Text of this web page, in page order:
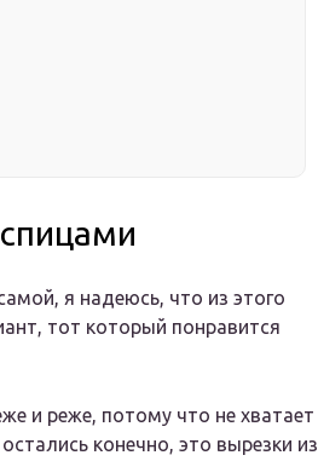
я надеюсь, что из этого
тот который понравится
и реже, потому что не хватает
конечно, это вырезки из